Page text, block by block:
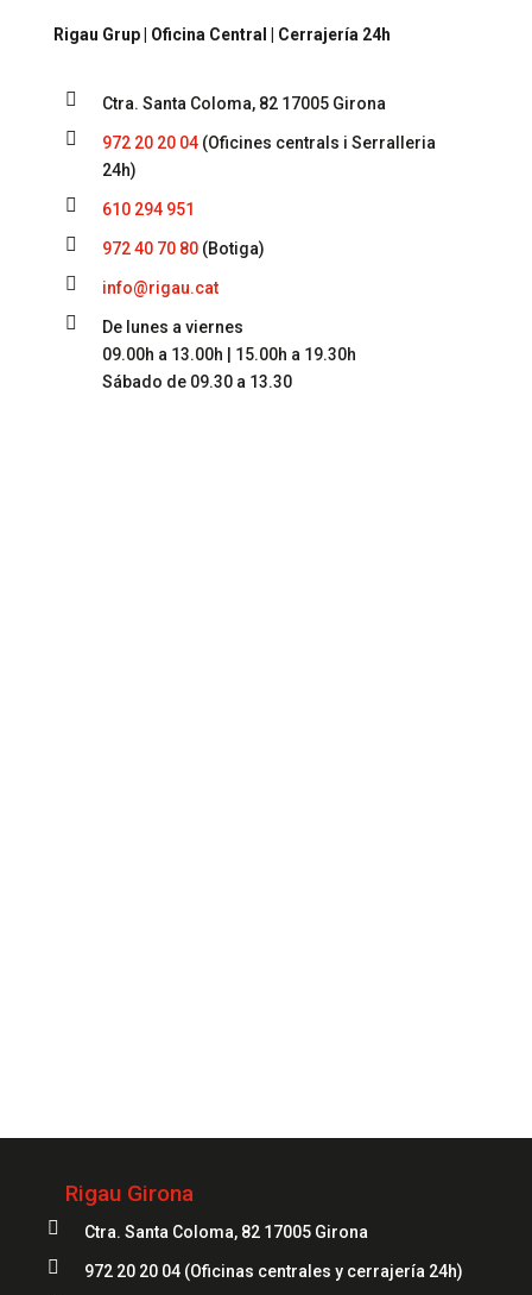
Rigau Grup | Oficina Central | Cerrajería 24h
 Ctra. Santa Coloma, 82 17005 Girona
 972 20 20 04 (Oficines centrals i Serralleria
24h)
 610 294 951
 972 40 70 80 (Botiga)
 info@rigau.cat

De lunes a viernes
09.00h a 13.00h | 15.00h a 19.30h
Sábado de 09.30 a 13.30
Rigau Girona
 Ctra. Santa Coloma, 82 17005 Girona
 972 20 20 04 (Oficinas centrales y cerrajería 24h)